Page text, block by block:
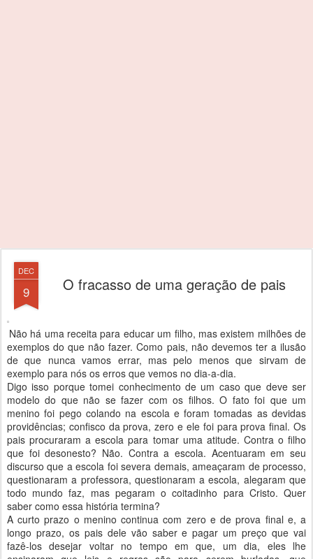
DEC
9 O fracasso de uma geração de pais
Não há uma receita para educar um filho, mas existem milhões de
exemplos do que não fazer. Como pais, não devemos ter a ilusão
de que nunca vamos errar, mas pelo menos que sirvam de
exemplo para nós os erros que vemos no dia-a-dia.
Digo isso porque tomei conhecimento de um caso que deve ser
modelo do que não se fazer com os filhos. O fato foi que um
menino foi pego colando na escola e foram tomadas as devidas
providências; confisco da prova, zero e ele foi para prova final. Os
pais procuraram a escola para tomar uma atitude. Contra o filho
que foi desonesto? Não. Contra a escola. Acentuaram em seu
discurso que a escola foi severa demais, ameaçaram de processo,
questionaram a professora, questionaram a escola, alegaram que
todo mundo faz, mas pegaram o coitadinho para Cristo. Quer
saber como essa história termina?
A curto prazo o menino continua com zero e de prova final e, a
longo prazo, os pais dele vão saber e pagar um preço que vai
fazê-los desejar voltar no tempo em que, um dia, eles lhe